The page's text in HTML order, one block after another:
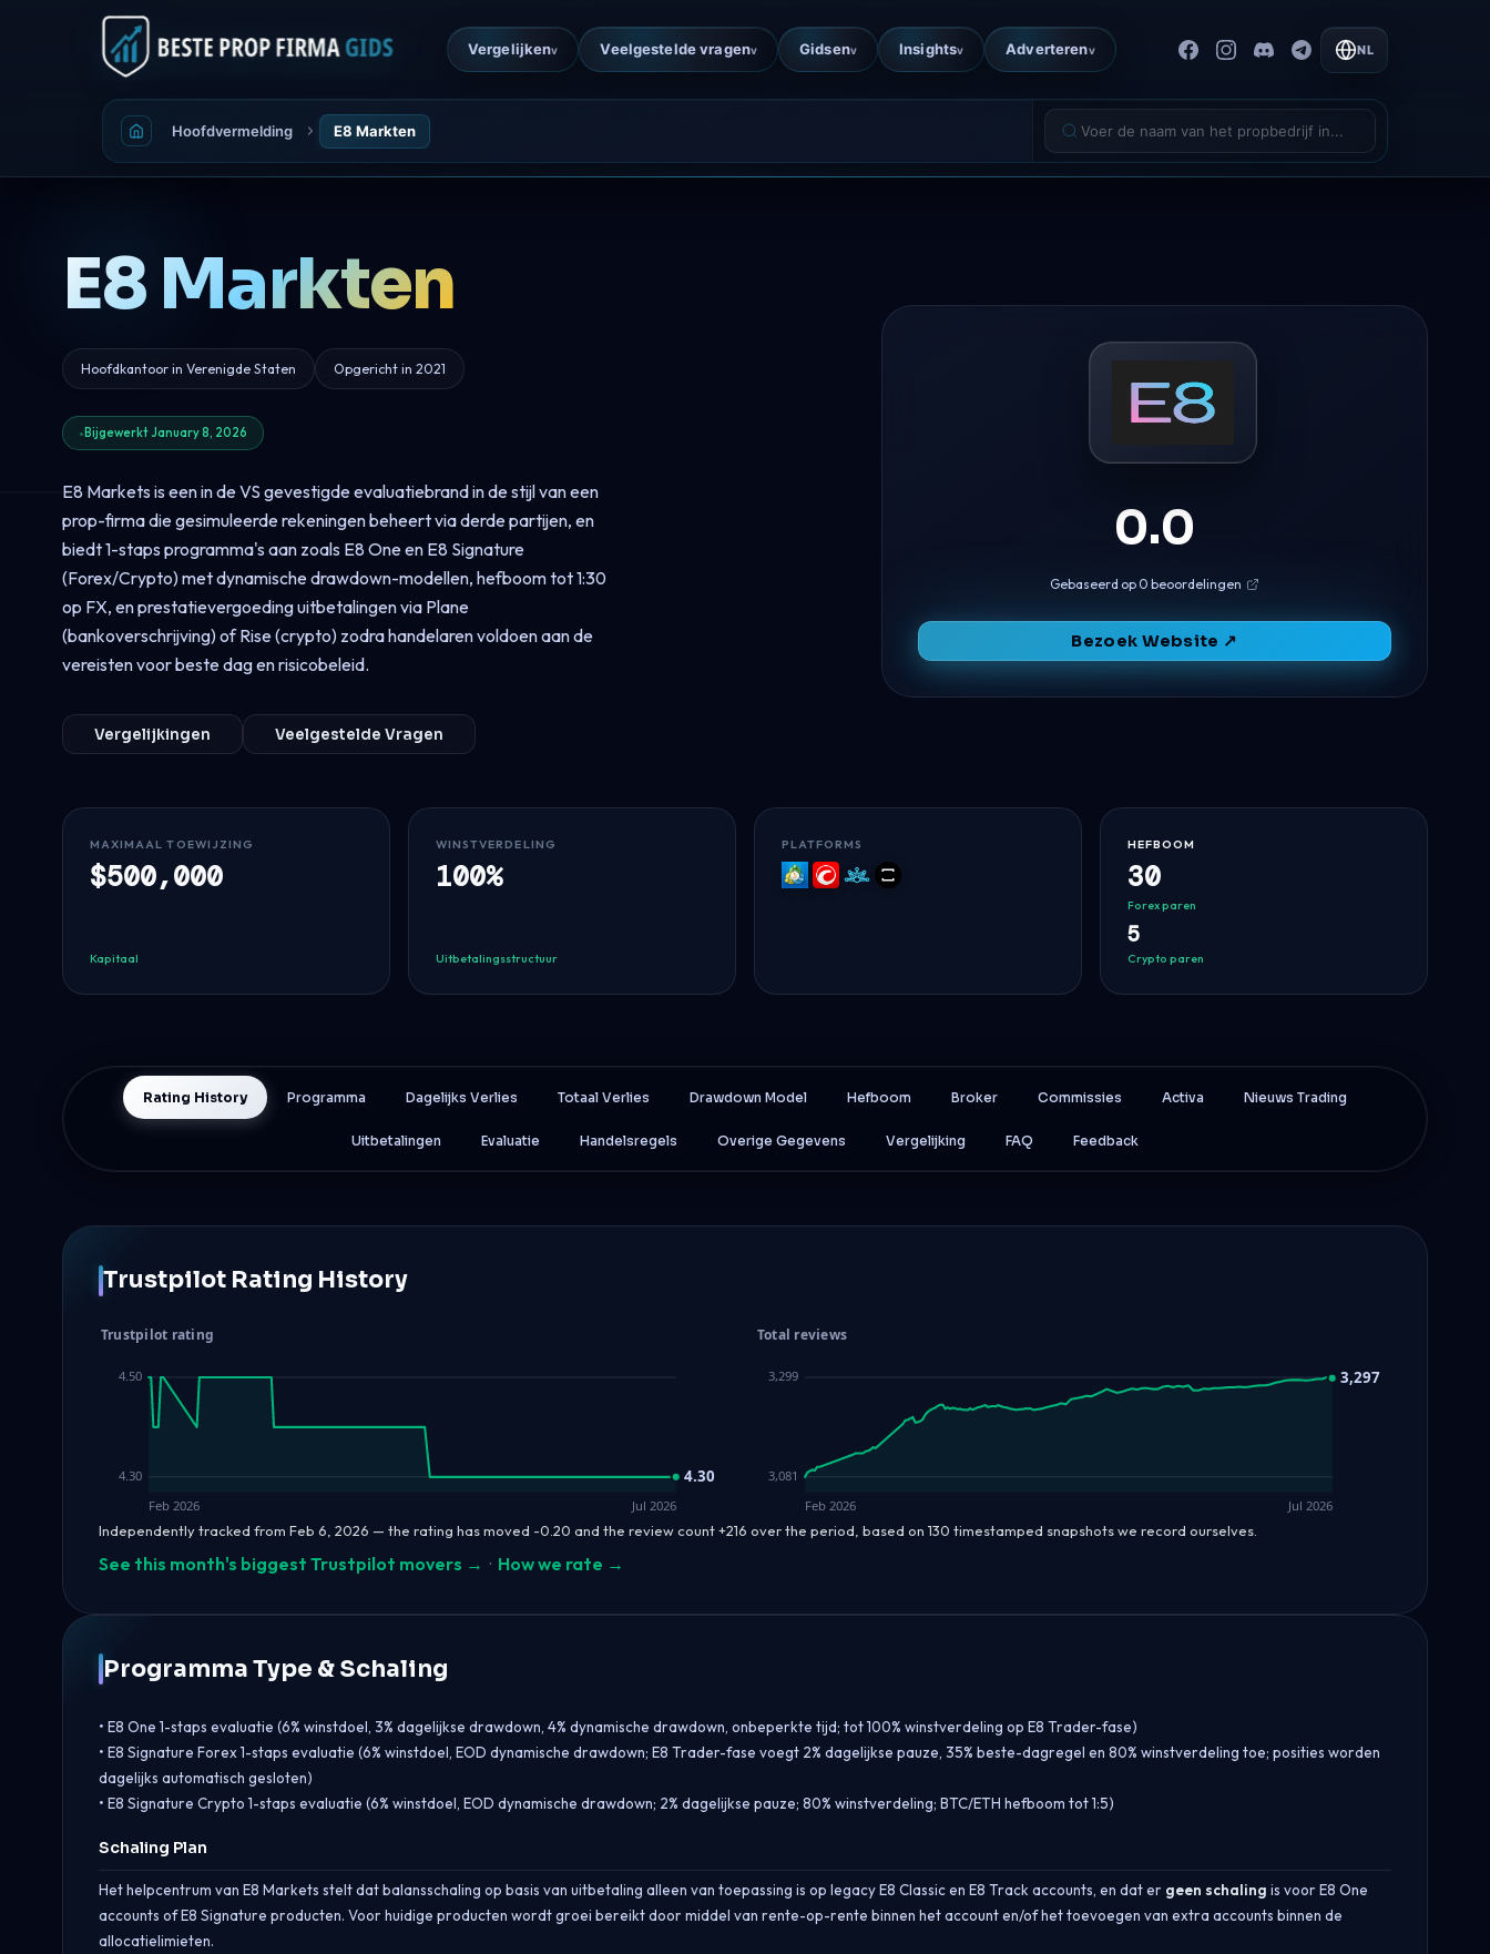
Vergelijkenv Veelgestelde vragenv Gidsenv Insightsv Adverterenv NL
Hoofdvermelding E8 Markten
E8 Markten
Hoofdkantoor in Verenigde Staten Opgericht in 2021
Bijgewerkt January 8, 2026
E8 Markets is een in de VS gevestigde evaluatiebrand in de stijl van een
prop-firma die gesimuleerde rekeningen beheert via derde partijen, en
biedt 1-staps programma's aan zoals E8 One en E8 Signature
(Forex/Crypto) met dynamische drawdown-modellen, hefboom tot 1:30
op FX, en prestatievergoeding uitbetalingen via Plane
(bankoverschrijving) of Rise (crypto) zodra handelaren voldoen aan de
vereisten voor beste dag en risicobeleid.
Vergelijkingen Veelgestelde Vragen
0.0
Gebaseerd op 0 beoordelingen
Bezoek Website ↗
MAXIMAAL TOEWIJZING
$500,000
Kapitaal
WINSTVERDELING
100%
Uitbetalingsstructuur
PLATFORMS
MT5 cTrader
Match-TradeLocker
HEFBOOM
30
Forex paren
5
Crypto paren
Rating History Programma Dagelijks Verlies Totaal Verlies Drawdown Model Hefboom Broker Commissies Activa Nieuws Trading
Uitbetalingen Evaluatie Handelsregels Overige Gegevens Vergelijking FAQ Feedback
Trustpilot Rating History
Trustpilot rating
4.50
4.30 4.30
Feb 2026 Jul 2026
Total reviews
3,299
3,081
3,297
Feb 2026 Jul 2026
Independently tracked from Feb 6, 2026 — the rating has moved -0.20 and the review count +216 over the period, based on 130 timestamped snapshots we record ourselves.
See this month's biggest Trustpilot movers → · How we rate →
Programma Type & Schaling
• E8 One 1-staps evaluatie (6% winstdoel, 3% dagelijkse drawdown, 4% dynamische drawdown, onbeperkte tijd; tot 100% winstverdeling op E8 Trader-fase)
• E8 Signature Forex 1-staps evaluatie (6% winstdoel, EOD dynamische drawdown; E8 Trader-fase voegt 2% dagelijkse pauze, 35% beste-dagregel en 80% winstverdeling toe; posities worden
dagelijks automatisch gesloten)
• E8 Signature Crypto 1-staps evaluatie (6% winstdoel, EOD dynamische drawdown; 2% dagelijkse pauze; 80% winstverdeling; BTC/ETH hefboom tot 1:5)
Schaling Plan
Het helpcentrum van E8 Markets stelt dat balansschaling op basis van uitbetaling alleen van toepassing is op legacy E8 Classic en E8 Track accounts, en dat er geen schaling is voor E8 One
accounts of E8 Signature producten. Voor huidige producten wordt groei bereikt door middel van rente-op-rente binnen het account en/of het toevoegen van extra accounts binnen de
allocatielimieten.